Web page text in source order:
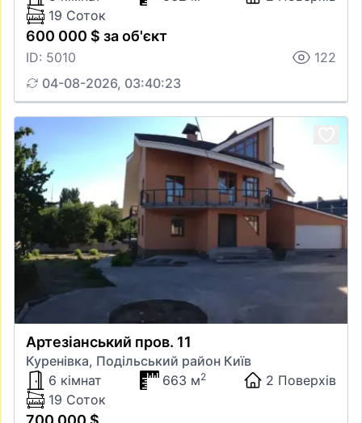
19 Соток
600 000 $ за об'єкт
ID: 5010
122
04-08-2026, 03:40:23
Артезіанський пров. 11
Куренівка, Подільський район Київ
6 кімнат
663 м2
2 Поверхів
19 Соток